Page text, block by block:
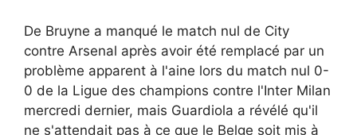
De Bruyne a manqué le match nul de City
contre Arsenal après avoir été remplacé par un
problème apparent à l'aine lors du match nul 0-
0 de la Ligue des champions contre l'Inter Milan
mercredi dernier, mais Guardiola a révélé qu'il
ne s'attendait pas à ce que le Belge soit mis à